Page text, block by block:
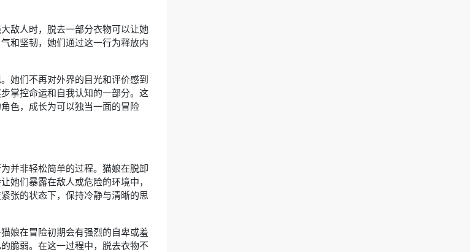
敌人时，脱去一部分衣物可以让她
和坚韧，她们通过这一行为释放内
她们不再对外界的目光和评价感到
掌控命运和自我认知的一部分。这
色，成长为可以独当一面的冒险
并非轻松简单的过程。猫娘在脱卸
她们暴露在敌人或危险的环境中，
张的状态下，保持冷静与清晰的思
娘在冒险初期会有强烈的自卑或羞
脆弱。在这一过程中，脱去衣物不